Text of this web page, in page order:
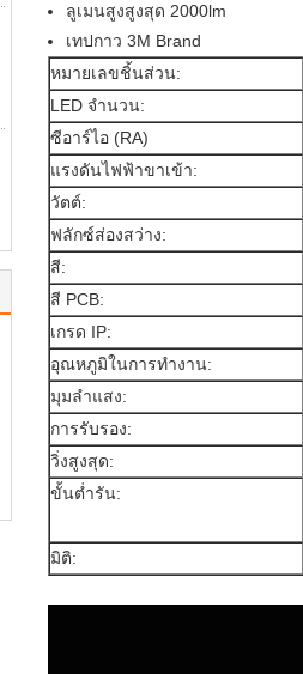
ลูเมนสูงสูงสุด 2000lm
เทปกาว 3M Brand
หมายเลขชิ้นส่วน:
LED จำนวน:
ซีอาร์ไอ (RA)
แรงดันไฟฟ้าขาเข้า:
วัตต์:
ฟลักซ์ส่องสว่าง:
สี:
สี PCB:
เกรด IP:
อุณหภูมิในการทำงาน:
มุมลำแสง:
การรับรอง:
วิ่งสูงสุด:
ขั้นต่ำรัน:
มิติ: